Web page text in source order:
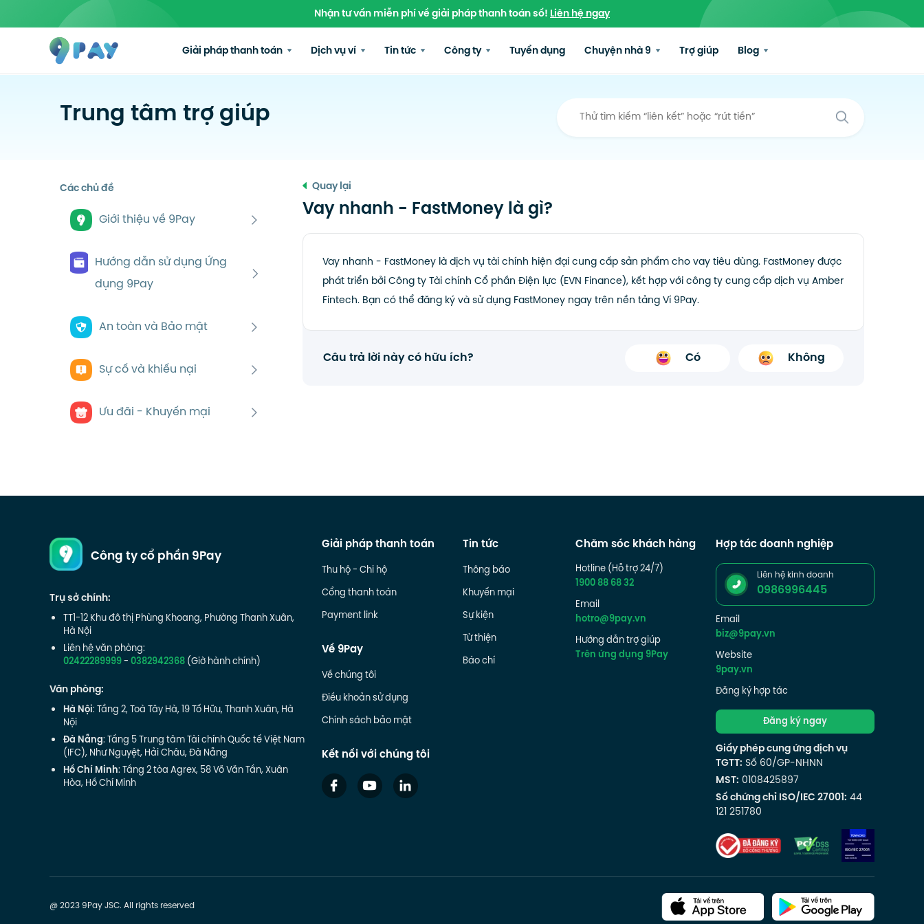
Nhận tư vấn miễn phí về giải pháp thanh toán số!Liên hệ ngay
Giải pháp thanh toán Dịch vụ ví Tin tức Công ty Tuyển dụng Chuyện nhà 9 Trợ giúp Blog
Trung tâm trợ giúp
Các chủ đề
Giới thiệu về 9Pay
Hướng dẫn sử dụng Ứng
dụng 9Pay
An toàn và Bảo mật
Sự cố và khiếu nại
Ưu đãi - Khuyến mại
Quay lại
Vay nhanh - FastMoney là gì?
Vay nhanh - FastMoney là dịch vụ tài chính hiện đại cung cấp sản phẩm cho vay tiêu dùng. FastMoney được
phát triển bởi Công ty Tài chính Cổ phần Điện lực (EVN Finance), kết hợp với công ty cung cấp dịch vụ Amber
Fintech. Bạn có thể đăng ký và sử dụng FastMoney ngay trên nền tảng Ví 9Pay.
Câu trả lời này có hữu ích? Có Không
Công ty cổ phần 9Pay
Trụ sở chính:
TT1-12 Khu đô thị Phùng Khoang, Phường Thanh Xuân,
Hà Nội
Liên hệ văn phòng:
02422289999-0382942368(Giờ hành chính)
Văn phòng:
Hà Nội: Tầng 2, Toà Tây Hà, 19 Tố Hữu, Thanh Xuân, Hà
Nội
Đà Nẵng: Tầng 5 Trung tâm Tài chính Quốc tế Việt Nam
(IFC), Như Nguyệt, Hải Châu, Đà Nẵng
Hồ Chí Minh: Tầng 2 tòa Agrex, 58 Võ Văn Tần, Xuân
Hòa, Hồ Chí Minh
Giải pháp thanh toán
Thu hộ - Chi hộ
Cổng thanh toán
Payment link
Về 9Pay
Về chúng tôi
Điều khoản sử dụng
Chính sách bảo mật
Kết nối với chúng tôi
Tin tức
Thông báo
Khuyến mại
Sự kiện
Từ thiện
Báo chí
Chăm sóc khách hàng
Hotline (Hỗ trợ 24/7)
1900 88 68 32
Email
hotro@9pay.vn
Hướng dẫn trợ giúp
Trên ứng dụng 9Pay
Hợp tác doanh nghiệp
Liên hệ kinh doanh
0986996445
Email
biz@9pay.vn
Website
9pay.vn
Đăng ký hợp tác
Đăng ký ngay
Giấy phép cung ứng dịch vụ
TGTT: Số 60/GP-NHNN
MST: 0108425897
Số chứng chỉ ISO/IEC 27001: 44
121 251780
@ 2023 9Pay JSC. All rights reserved